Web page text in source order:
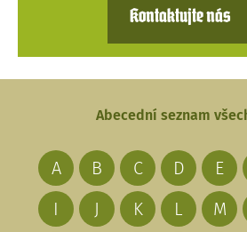
Kontaktujte nás
Abecední seznam
A B C D E
I
J K L M